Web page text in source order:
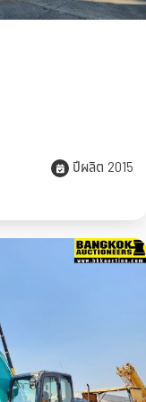
ปีผลิต 2015